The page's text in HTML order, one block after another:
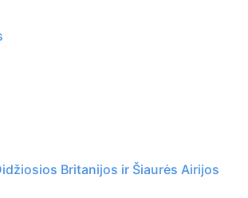
Britanijos ir Šiaurės Airijos